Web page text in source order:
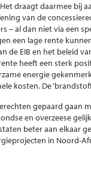
draagt daarmee bij
van de
– al dan niet via een
een lage rente
de EIB en het beleid
heeft een sterk
energie
kosten. De
gepaard gaan
en overzeese
beter aan elkaar
in Noord-